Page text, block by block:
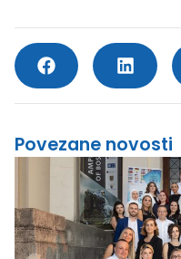
Povezane novosti